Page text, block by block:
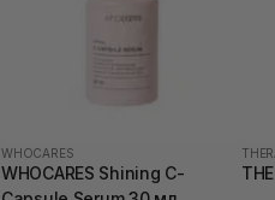
WHOCARES
WHOCARES Shining C-